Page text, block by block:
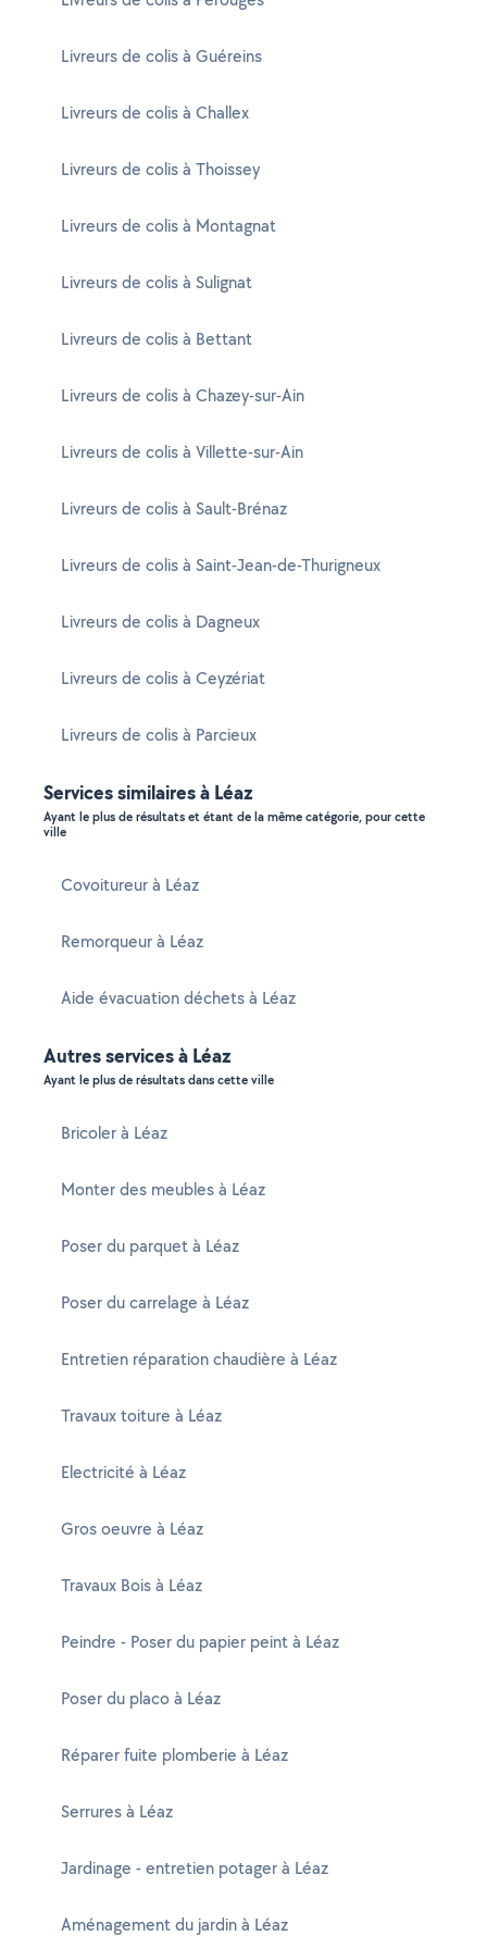
Livreurs de colis à Guéreins
Livreurs de colis à Challex
Livreurs de colis à Thoissey
Livreurs de colis à Montagnat
Livreurs de colis à Sulignat
Livreurs de colis à Bettant
Livreurs de colis à Chazey-sur-Ain
Livreurs de colis à Villette-sur-Ain
Livreurs de colis à Sault-Brénaz
Livreurs de colis à Saint-Jean-de-Thurigneux
Livreurs de colis à Dagneux
Livreurs de colis à Ceyzériat
Livreurs de colis à Parcieux
Services similaires à Léaz
Ayant le plus de résultats et étant de la même catégorie, pour cette
ville
Covoitureur à Léaz
Remorqueur à Léaz
Aide évacuation déchets à Léaz
Autres services à Léaz
Ayant le plus de résultats dans cette ville
Bricoler à Léaz
Monter des meubles à Léaz
Poser du parquet à Léaz
Poser du carrelage à Léaz
Entretien réparation chaudière à Léaz
Travaux toiture à Léaz
Electricité à Léaz
Gros oeuvre à Léaz
Travaux Bois à Léaz
Peindre - Poser du papier peint à Léaz
Poser du placo à Léaz
Réparer fuite plomberie à Léaz
Serrures à Léaz
Jardinage - entretien potager à Léaz
Aménagement du jardin à Léaz